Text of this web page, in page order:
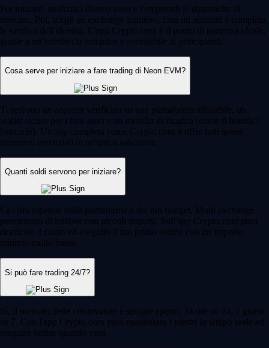
Per iniziare, analizza i diversi asset e comprendi le dinamiche di
mercato. Poi, scegli un exchange intuitivo, crea un account e completa
la verifica dell'identità. L'app Crypto.com è il punto di partenza ideale,
grazie a un'interfaccia semplice e accessibile ai principianti.
Cosa serve per iniziare a fare trading di Neon EVM?
Ti servono un account verificato su una piattaforma affidabile, un
wallet sicuro per i tuoi asset e un metodo di ricarica (come il bonifico
bancario). Un'app completa come Crypto.com ti offre tutti questi
strumenti essenziali in un'unica soluzione.
Quanti soldi servono per iniziare?
La cifra dipende dalla piattaforma e dal tuo budget. Molti exchange
permettono di iniziare con piccoli importi. Sull'app Crypto.com puoi
ricaricare il conto ed eseguire il tuo primo ordine con un importo
minimo molto basso.
Si può fare trading 24/7?
Sì, il mercato delle criptovalute è sempre aperto, 24 ore su 24, 7 giorni
su 7. Con l'app Crypto.com puoi monitorare i prezzi in tempo reale ed
eseguire ordini quando vuoi.